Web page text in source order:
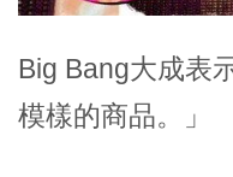
Big Bang大成表
模樣的商品。」